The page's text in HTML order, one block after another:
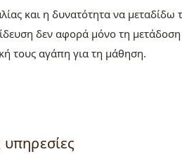
και η δυνατότητα να μεταδίδω
δεν αφορά μόνο τη
τους αγάπη για τη μάθηση.
υπηρεσίες